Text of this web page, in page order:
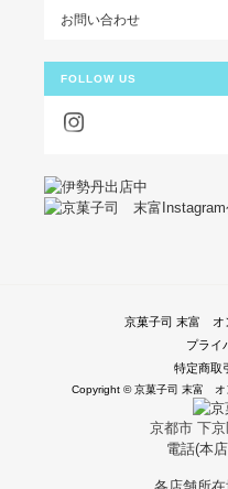
お問い合わせ
FOLLOW US
京菓子司 末富 オ
プライ
特定商取
Copyright © 京菓子司 末富 オ
京都市 下
電話(本